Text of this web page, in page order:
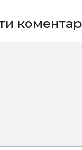
коментар